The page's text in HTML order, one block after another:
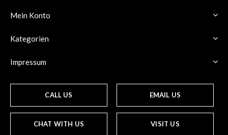
Mein Konto
Kategorien
Impressum
CALL US EMAIL US
CHAT WITH US VISIT US